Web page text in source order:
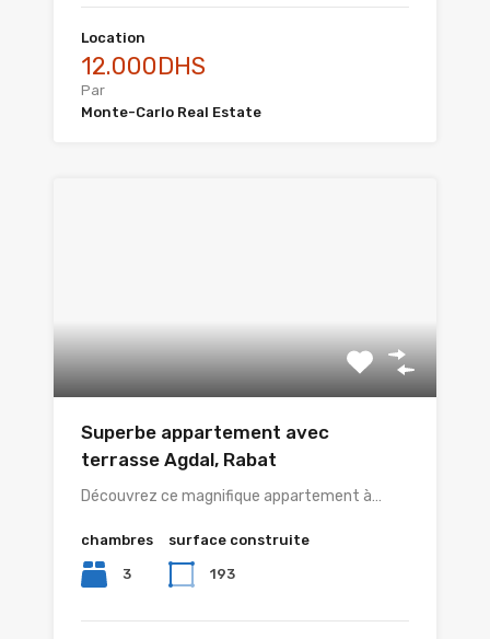
Location
12.000DHS
Par
Monte-Carlo Real Estate
Superbe appartement avec
terrasse Agdal, Rabat
Découvrez ce magnifique appartement à…
chambres
3
surface construite
193